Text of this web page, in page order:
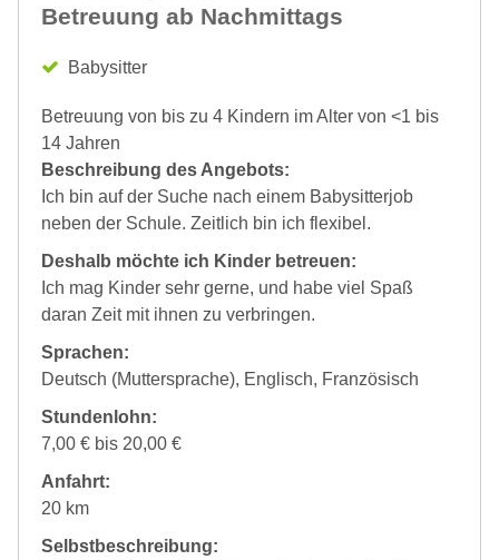
Betreuung ab Nachmittags
Babysitter
Betreuung von bis zu 4 Kindern im Alter von <1 bis
14 Jahren
Beschreibung des Angebots:
Ich bin auf der Suche nach einem Babysitterjob
neben der Schule. Zeitlich bin ich flexibel.
Deshalb möchte ich Kinder betreuen:
Ich mag Kinder sehr gerne, und habe viel Spaß
daran Zeit mit ihnen zu verbringen.
Sprachen:
Deutsch (Muttersprache), Englisch, Französisch
Stundenlohn:
7,00 € bis 20,00 €
Anfahrt:
20 km
Selbstbeschreibung: